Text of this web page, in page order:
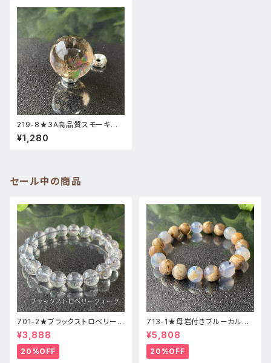
219-8★3A高品質スモーキー
アイリス【スフィア】天然石インテ
リア風水置物
¥1,280
セール中の商品
701-2★ブラックストロベリーク
ォーツ【高品質】天然石ブレスレ
ッパワーストーン
¥3,888
20%OFF
713-1★母岩付きブルーカルセ
ドニー【高品質】天然石ブレスレ
ットパワーストーン
¥5,808
20%OFF